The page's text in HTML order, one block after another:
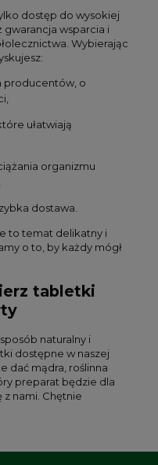
dostęp do wysokiej
wsparcia i
Wybierając
producentów, o
ułatwiają
organizmu
dostawa.
to temat delikatny i
o to, by każdy mógł
tabletki
naturalny i
dostępne w naszej
dać mądra, roślinna
preparat będzie dla
nami. Chętnie